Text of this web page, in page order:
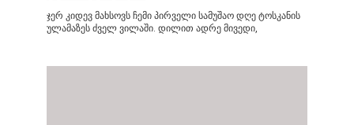
ჯერ კიდევ მახსოვს ჩემი პირველი სამუშაო დღე ტოსკანის
ულამაზეს ძველ ვილაში. დილით ადრე მივედი,